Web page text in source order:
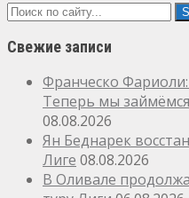
Свежие записи
Франческо
Теперь мы
08.08.2026
Ян Беднарек
Лиге 08.08.2026
В Оливале